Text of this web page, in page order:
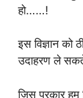
हो……!
इस विज्ञान
उदाहरण ले
जिस प्रकार हम